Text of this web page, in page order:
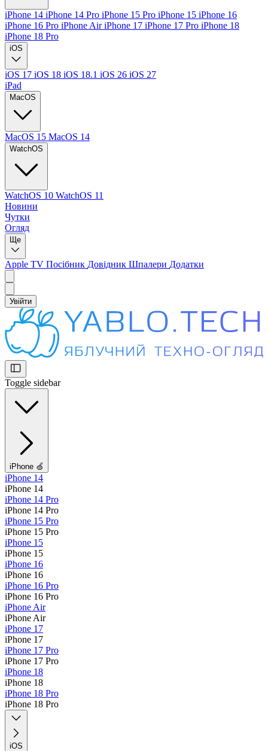
iPhone 14 iPhone 14 Pro iPhone 15 Pro iPhone 15 iPhone 16
iPhone 16 Pro iPhone AiriPhone 17 iPhone 17 Pro iPhone 18
iPhone 18 Pro
iOS
iOS 17 iOS 18 iOS 18.1 iOS 26 iOS 27
iPad
MacOS
MacOS 15 MacOS 14
WatchOS
WatchOS 10 WatchOS 11
Новини
Чутки
Огляд
Ще
Apple TV Посібник Довідник Шпалери Додатки
Увійти
Toggle sidebar
iPhone 🍏
iPhone 14
iPhone 14
iPhone 14 Pro
iPhone 14 Pro
iPhone 15 Pro
iPhone 15 Pro
iPhone 15
iPhone 15
iPhone 16
iPhone 16
iPhone 16 Pro
iPhone 16 Pro
iPhone Air
iPhone Air
iPhone 17
iPhone 17
iPhone 17 Pro
iPhone 17 Pro
iPhone 18
iPhone 18
iPhone 18 Pro
iPhone 18 Pro
iOS